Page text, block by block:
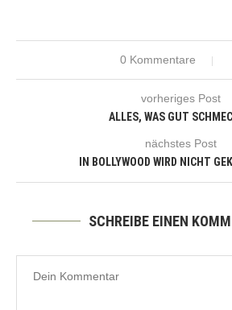
0 Kommentare
vorheriges Post
ALLES, WAS GUT
nächstes Post
IN BOLLYWOOD WIRD NICHT
SCHREIBE EINEN